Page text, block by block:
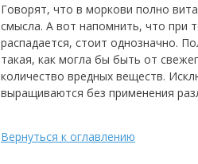
Говорят, что в моркови полно
смысла. А вот напомнить, что при
распадается, стоит однозначно.
такая, как могла бы быть от
количество вредных веществ.
выращиваются без применения
Вернуться к оглавлению